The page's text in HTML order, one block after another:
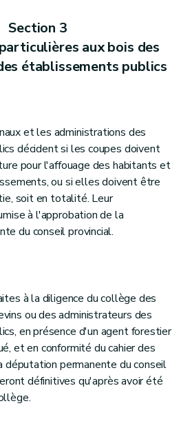
Section 3
aux bois des
établissements publics
et les administrations des
décident si les coupes doivent
pour l'affouage des habitants et
ou si elles doivent être
soit en totalité. Leur
à l'approbation de la
du conseil provincial.
à la diligence du collège des
ou des administrateurs des
en présence d'un agent forestier
et en conformité du cahier des
députation permanente du conseil
définitives qu'après avoir été